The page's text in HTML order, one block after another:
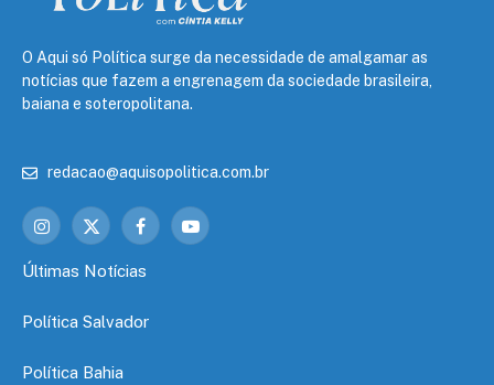
O Aqui só Política surge da necessidade de amalgamar as
notícias que fazem a engrenagem da sociedade brasileira,
baiana e soteropolitana.
redacao@aquisopolitica.com.br
Instagram
X
FacebookYouTube
Últimas Notícias
Política Salvador
Política Bahia